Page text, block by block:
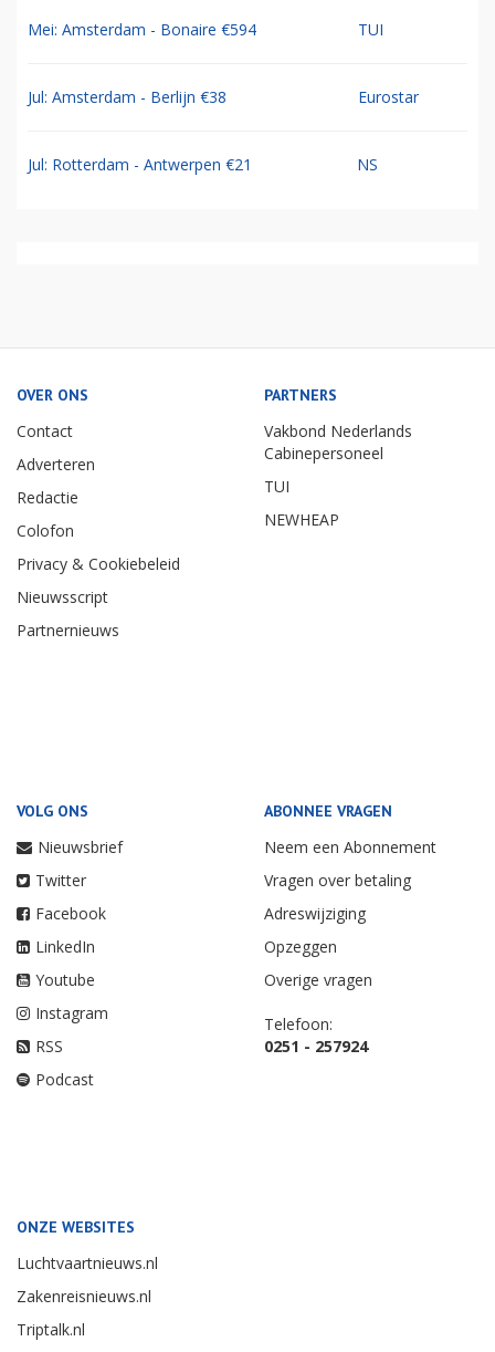
Mei: Amsterdam - Bonaire €594 TUI
Jul: Amsterdam - Berlijn €38 Eurostar
Jul: Rotterdam - Antwerpen €21 NS
OVER ONS
Contact
Adverteren
Redactie
Colofon
Privacy & Cookiebeleid
Nieuwsscript
Partnernieuws
PARTNERS
Vakbond Nederlands
Cabinepersoneel
TUI
NEWHEAP
VOLG ONS
Nieuwsbrief
Twitter
Facebook
LinkedIn
Youtube
Instagram
RSS
Podcast
ABONNEE VRAGEN
Neem een Abonnement
Vragen over betaling
Adreswijziging
Opzeggen
Overige vragen
Telefoon:
0251 - 257924
ONZE WEBSITES
Luchtvaartnieuws.nl
Zakenreisnieuws.nl
Triptalk.nl